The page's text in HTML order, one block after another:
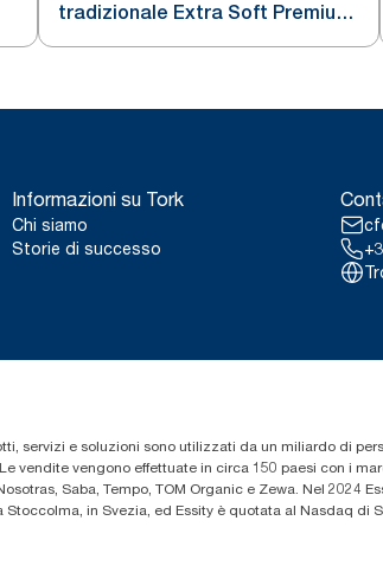
tradizionale Extra Soft Premium,
3 veli
Informazioni su Tork
Chi siamo
Storie di successo
servizi e soluzioni sono utilizzati da un miliardo di
vendite vengono effettuate in circa 150 paesi con i
Saba, Tempo, TOM Organic e Zewa. Nel 2024
in Svezia, ed Essity è quotata al Nasdaq di